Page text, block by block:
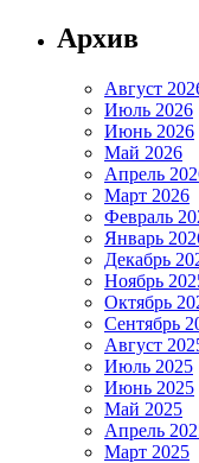
Архив
Август
Июль 2026
Июнь 2026
Май 2026
Апрель
Март 2026
Февраль
Январь
Декабрь
Ноябрь
Октябрь
Сентябрь
Август
Июль 2025
Июнь 2025
Май 2025
Апрель
Март 2025